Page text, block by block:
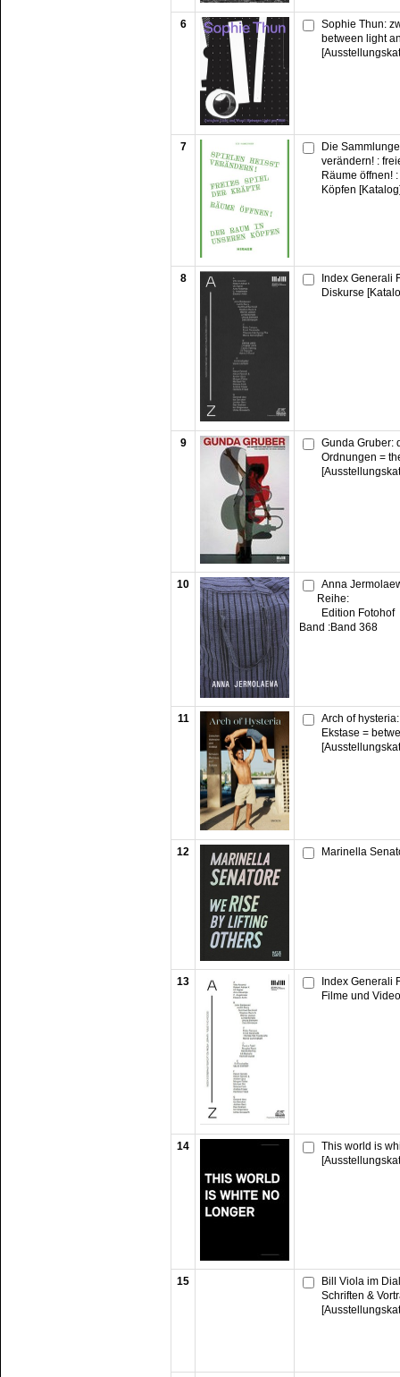
6
Sophie Thun:
between light
7
Die
verändern! :
Räume öffnen!
Köpfen
8
Index Generali
Diskurse
9
Gunda Gruber:
Ordnungen =
10
Anna
Reihe:
Edition Fotohof
Band :Band 368
11
Arch of
Ekstase =
12 Marinella
13
Index Generali
Filme und
14
This world is
15
Bill Viola im
Schriften &